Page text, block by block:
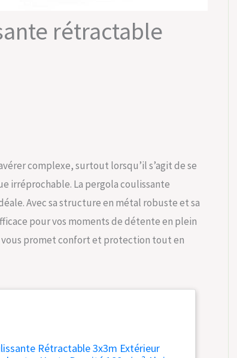
rétractable
complexe, surtout lorsqu’il s’agit de se
irréprochable. La pergola coulissante
Avec sa structure en métal robuste et sa
pour vos moments de détente en plein
vous promet confort et protection tout en
Rétractable 3x3m Extérieur